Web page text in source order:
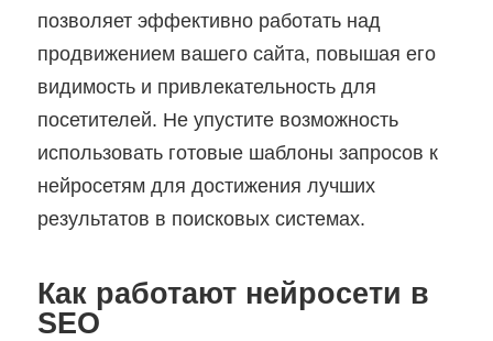
позволяет эффективно работать над
продвижением вашего сайта, повышая его
видимость и привлекательность для
посетителей. Не упустите возможность
использовать готовые шаблоны запросов к
нейросетям для достижения лучших
результатов в поисковых системах.
Как работают нейросети в
SEO